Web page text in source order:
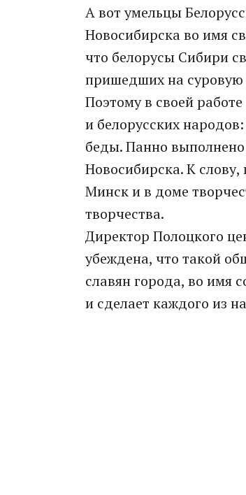
А вот умельцы
Новосибирска во имя
что белорусы Сибири
пришедших на суровую
Поэтому в своей
и белорусских
беды. Панно
Новосибирска. К
Минск и в доме
творчества.
Директор Полоцкого
убеждена, что такой
славян города, во имя
и сделает каждого из